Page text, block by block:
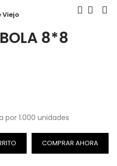
Viejo
8*8
por 1.000 unidades
COMPRAR AHORA